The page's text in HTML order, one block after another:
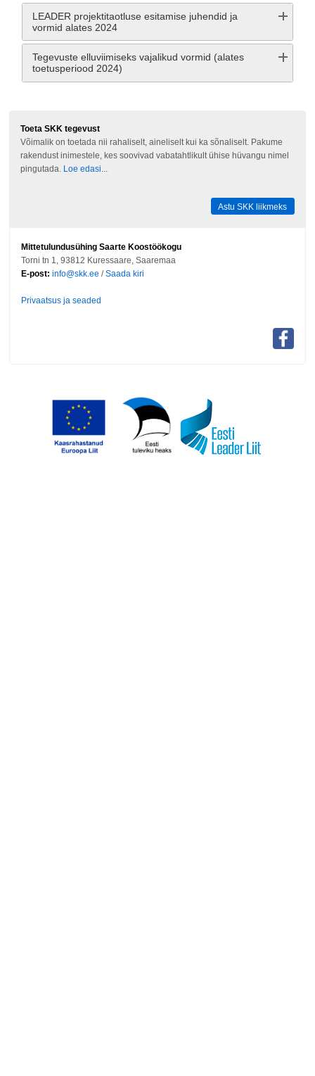
LEADER projektitaotluse esitamise juhendid ja
vormid alates 2024
Tegevuste elluviimiseks vajalikud vormid (alates
toetusperiood 2024)
Toeta SKK tegevust
Võimalik on toetada nii rahaliselt, aineliselt kui ka sõnaliselt. Pakume
rakendust inimestele, kes soovivad vabatahtlikult ühise hüvangu nimel
pingutada. Loe edasi...
Astu SKK liikmeks
Mittetulundusühing Saarte Koostöökogu
Torni tn 1, 93812 Kuressaare, Saaremaa
E-post: info@skk.ee /Saada kiri
Privaatsus ja seaded